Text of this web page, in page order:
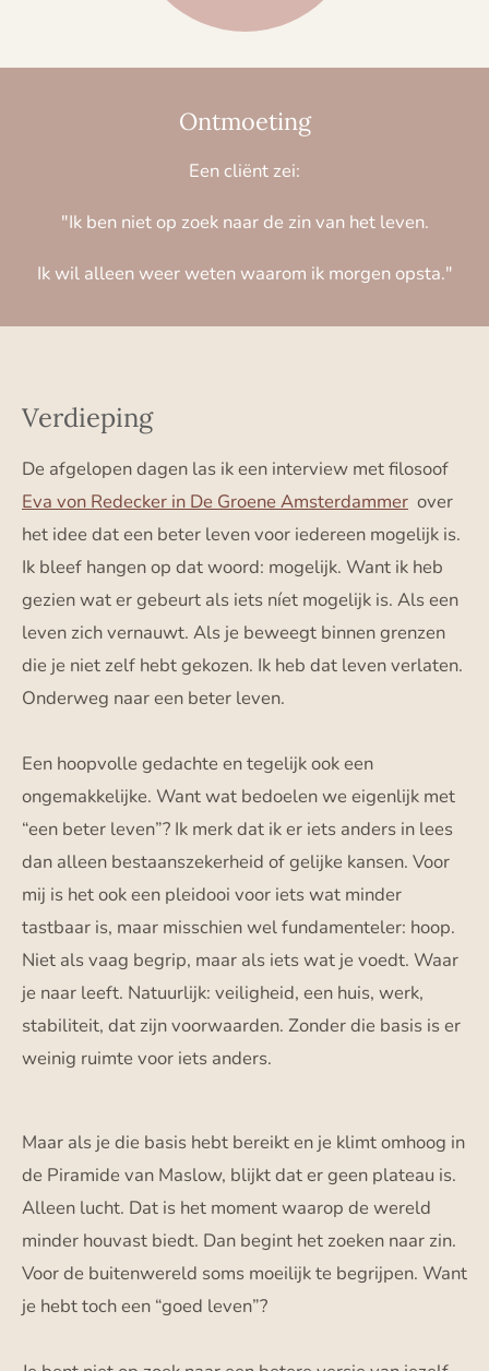
Ontmoeting
Een cliënt zei:
"Ik ben niet op zoek naar de zin van het leven.
Ik wil alleen weer weten waarom ik morgen opsta."
Verdieping
De afgelopen dagen las ik een interview met filosoof
Eva von Redecker in De Groene Amsterdammer over
het idee dat een beter leven voor iedereen mogelijk is.
Ik bleef hangen op dat woord: mogelijk. Want ik heb
gezien wat er gebeurt als iets níet mogelijk is. Als een
leven zich vernauwt. Als je beweegt binnen grenzen
die je niet zelf hebt gekozen. Ik heb dat leven verlaten.
Onderweg naar een beter leven.
Een hoopvolle gedachte en tegelijk ook een
ongemakkelijke. Want wat bedoelen we eigenlijk met
“een beter leven”? Ik merk dat ik er iets anders in lees
dan alleen bestaanszekerheid of gelijke kansen. Voor
mij is het ook een pleidooi voor iets wat minder
tastbaar is, maar misschien wel fundamenteler: hoop.
Niet als vaag begrip, maar als iets wat je voedt. Waar
je naar leeft. Natuurlijk: veiligheid, een huis, werk,
stabiliteit, dat zijn voorwaarden. Zonder die basis is er
weinig ruimte voor iets anders.
Maar als je die basis hebt bereikt en je klimt omhoog in
de Piramide van Maslow, blijkt dat er geen plateau is.
Alleen lucht. Dat is het moment waarop de wereld
minder houvast biedt. Dan begint het zoeken naar zin.
Voor de buitenwereld soms moeilijk te begrijpen. Want
je hebt toch een “goed leven”?